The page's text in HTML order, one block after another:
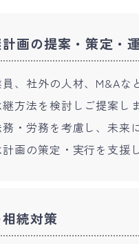
画の提案・策定・
、社外の人材、M&Aな
方法を検討しご提案し
・労務を考慮し、未来
画の策定・実行を支援
続対策